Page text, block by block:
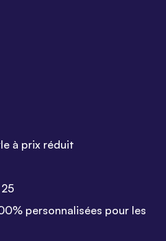
à prix réduit
personnalisées pour les